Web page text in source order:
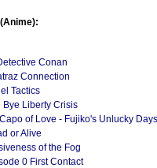
Conan
Connection
Tactics
Bye Liberty Crisis
of Love - Fujiko's Unlucky Days
or Alive
of the Fog
0 First Contact